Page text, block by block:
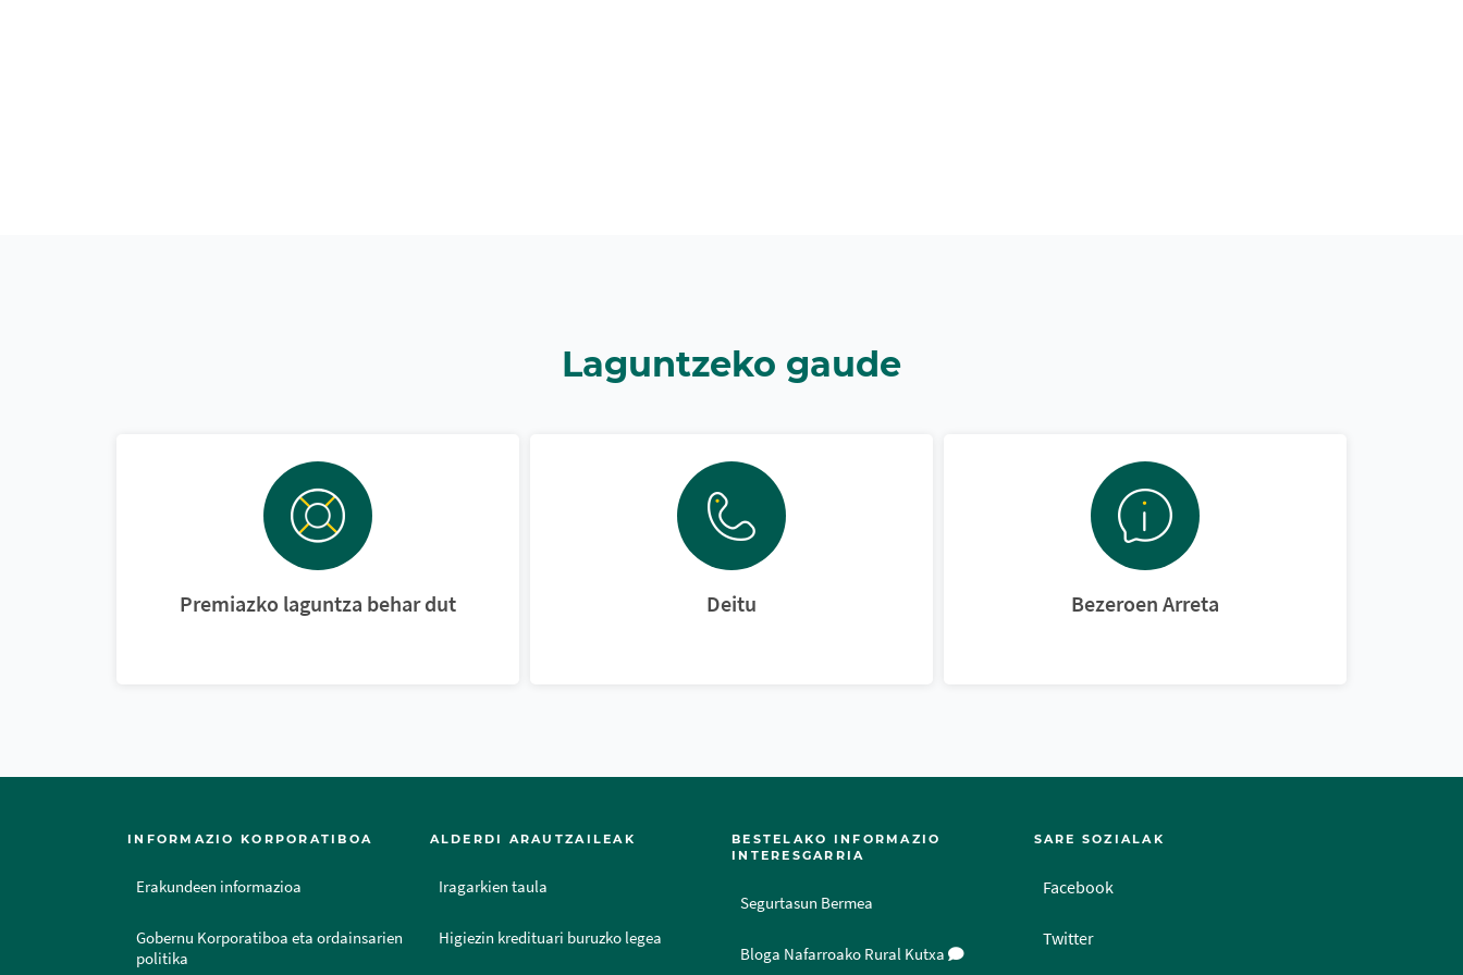
Laguntzeko gaude
Premiazko laguntza behar dut Deitu Bezeroen Arreta
INFORMAZIO KORPORATIBOA
Erakundeen informazioa
Gobernu Korporatiboa eta ordainsarien
politika
ALDERDI ARAUTZAILEAK
Iragarkien taula
Higiezin kredituari buruzko legea
BESTELAKO INFORMAZIO
INTERESGARRIA
Segurtasun Bermea
Bloga Nafarroako Rural Kutxa
SARE SOZIALAK
Facebook
Twitter